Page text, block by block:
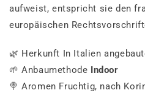
aufweist, entspricht sie den
europäischen
🌿 Herkunft In Italien
🌱 Anbaumethode Indoor
🍭 Aromen Fruchtig, nach